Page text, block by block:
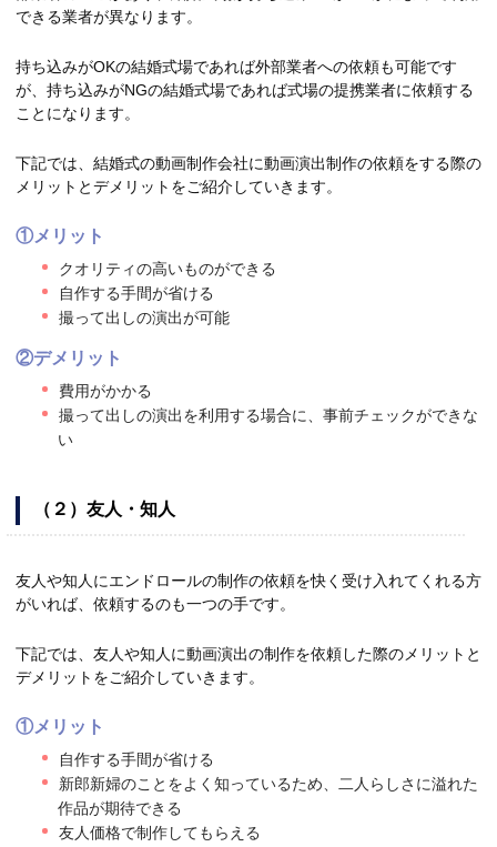
できる業者が異なります。
持ち込みがOKの結婚式場であれば外部業者への依頼も可能です
が、持ち込みがNGの結婚式場であれば式場の提携業者に依頼する
ことになります。
下記では、結婚式の動画制作会社に動画演出制作の依頼をする際の
メリットとデメリットをご紹介していきます。
①メリット
クオリティの高いものができる
自作する手間が省ける
撮って出しの演出が可能
②デメリット
費用がかかる
撮って出しの演出を利用する場合に、事前チェックができな
い
（２）友人・知人
友人や知人にエンドロールの制作の依頼を快く受け入れてくれる方
がいれば、依頼するのも一つの手です。
下記では、友人や知人に動画演出の制作を依頼した際のメリットと
デメリットをご紹介していきます。
①メリット
自作する手間が省ける
新郎新婦のことをよく知っているため、二人らしさに溢れた
作品が期待できる
友人価格で制作してもらえる